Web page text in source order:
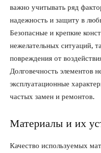
важно учитывать ряд
надежность и защиту в
Безопасные и крепкие
нежелательных ситуаций,
повреждения от
Долговечность элементов
эксплуатационные
частых замен и ремонтов.
Материалы и их
Качество используемых